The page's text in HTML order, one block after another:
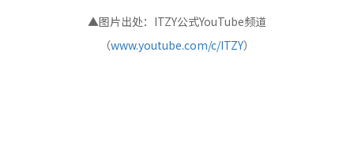
▲图片出处：ITZY公式YouTube频道
（www.youtube.com/c/ITZY）